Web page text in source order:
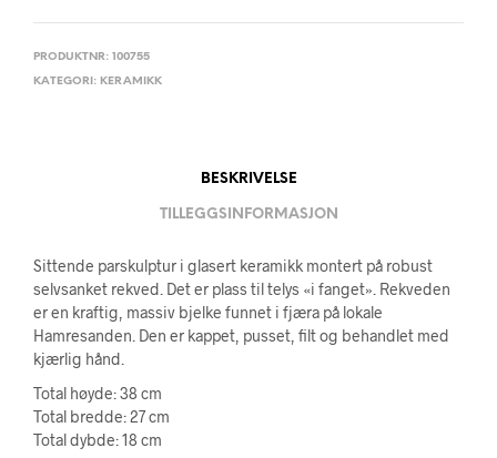
PRODUKTNR: 100755
KATEGORI: KERAMIKK
BESKRIVELSE
TILLEGGSINFORMASJON
Sittende parskulptur i glasert keramikk montert på robust
selvsanket rekved. Det er plass til telys «i fanget». Rekveden
er en kraftig, massiv bjelke funnet i fjæra på lokale
Hamresanden. Den er kappet, pusset, filt og behandlet med
kjærlig hånd.
Total høyde: 38 cm
Total bredde: 27 cm
Total dybde: 18 cm